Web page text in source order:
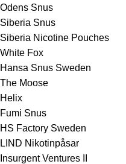
Odens Snus
Siberia Snus
Siberia Nicotine Pouches
White Fox
Hansa Snus Sweden
The Moose
Helix
Fumi Snus
HS Factory Sweden
LIND Nikotinpåsar
Insurgent Ventures II